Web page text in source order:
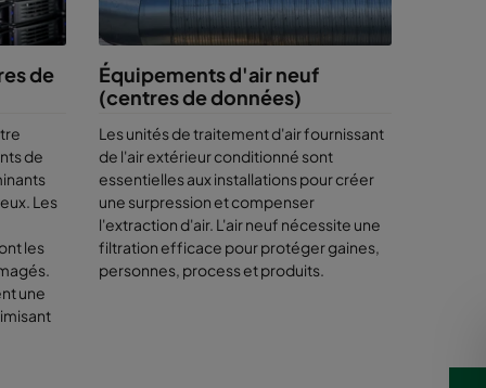
du
de
de
Les
les
une
Équipements d'air neuf
(centres de données)
Les unités de traitement d'air fournissant
de l'air extérieur conditionné sont
essentielles aux installations pour créer
une surpression et compenser
l'extraction d'air. L'air neuf nécessite une
filtration efficace pour protéger gaines,
personnes, process et produits.